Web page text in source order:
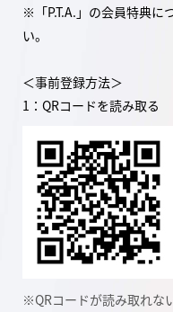
※「P.T.A.」の会員特典に
い。
＜事前登録方法＞
1：QRコードを読み取る
※QRコードが読み取れな